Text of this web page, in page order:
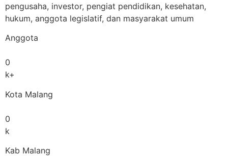
pengusaha, investor, pengiat pendidikan, kesehatan,
hukum, anggota legislatif, dan masyarakat umum
Anggota
0
k+
Kota Malang
0
k
Kab Malang